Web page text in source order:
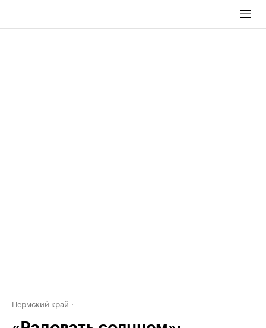
Пермский край